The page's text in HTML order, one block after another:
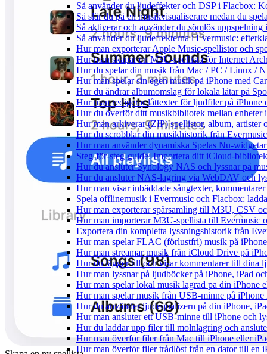
Så använder du ljudeffekter och DSP i Flacbox:
Så slår du på en musikvisualiserare medan du
Så aktiverar och använder du sömlös uppspelning
Så använder du ljudeffekterna i Evermusic:
Hur man exporterar Apple Music-spellistor och
Hur man skapar en M3U-spellista för Internet
Hur du spelar din musik från Mac / PC / Linux /
Hur man spelar sin egen musik på iPhone med
Hur du ändrar albumomslag för lokala låtar på
Hur man redigerar låttexter för ljudfiler på iPhone
Hur du överför ditt musikbibliotek mellan enheter
Hur man arkiverar (ZIP) spellistor, album, artister
Hur du scrobblar din musikhistorik från
Hur man använder dynamiska Spelas Nu-
Steg-för-steg-guide: Importera ditt iCloud-
Hur du ansluter Synology NAS och lyssnar på
Hur du ansluter NAS-lagring via WebDAV och
Hur man visar inbäddade sångtexter,
Spela offlinemusik i Evermusic och Flacbox:
Hur man exporterar spårsamling till M3U, CSV
Hur man importerar M3U-spellista till Evermusic
Exportera din kompletta lyssningshistorik från
Hur man spelar FLAC (förlustfri) musik på iPhone
Hur man streamar musik från iCloud Drive på
Hur du lägger till och visar kommentarer till dina
Hur man lyssnar på ljudböcker på iPhone, iPad
Hur man spelar lokal musik lagrad pa din iPhone
Hur man spelar musik från USB-minne på
Hur du använder ljudequalizern på din iPhone,
Hur man ansluter ett USB-minne till iPhone och
Hur du laddar upp filer till molnlagring och
Hur man överför filer från Mac till iPhone eller
Hur man överför filer trådlöst från en dator till en